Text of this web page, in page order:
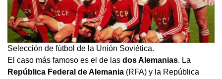
Selección de fútbol de la Unión Soviética.
El caso más famoso es el de las dos Alemanias. La
República Federal de Alemania (RFA) y la República